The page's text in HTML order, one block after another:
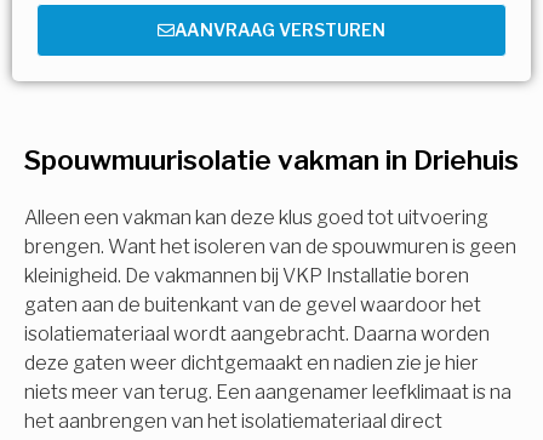
Spouwmuurisolatie vakman in Driehuis
Alleen een vakman kan deze klus goed tot uitvoering
brengen. Want het isoleren van de spouwmuren is geen
kleinigheid. De vakmannen bij VKP Installatie boren
gaten aan de buitenkant van de gevel waardoor het
isolatiemateriaal wordt aangebracht. Daarna worden
deze gaten weer dichtgemaakt en nadien zie je hier
niets meer van terug. Een aangenamer leefklimaat is na
het aanbrengen van het isolatiemateriaal direct
AANVRAAG VERSTUREN